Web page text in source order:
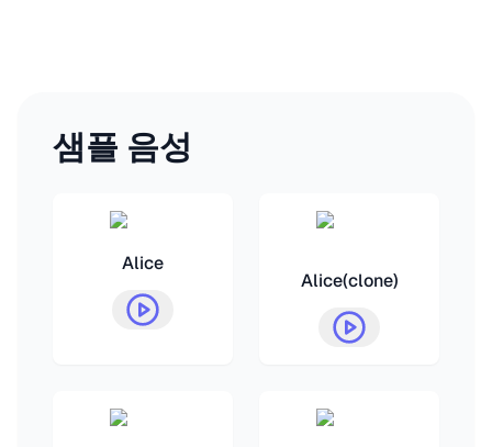
샘플 음성
Alice
Alice(clone)